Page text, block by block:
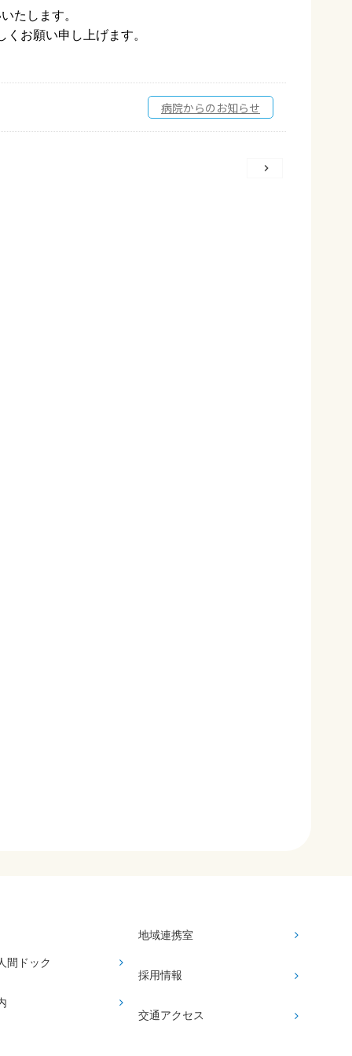
たします。
お願い申し上げます。
病院からのお知らせ
間ドック
地域連携室
採用情報
交通アクセス